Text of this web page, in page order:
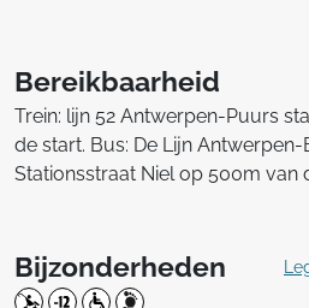
Bereikbaarheid
Trein: lijn 52 Antwerpen-Puurs
de start. Bus: De Lijn
Stationsstraat Niel op 500m van
Bijzonderheden